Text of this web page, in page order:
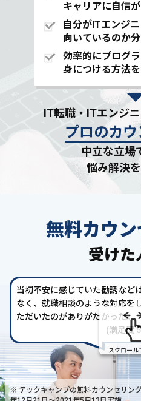
キャリアに自信
自分がITエンジ
向いているのか
効率的にプログ
身につける方法
IT転職・ITエンジ
プロのカ
中立な立場
悩み解決
無料カウ
受けた
当初不安に感じていた勧誘など
なく、就職相談のような対応を
ただいたのがありがたかった。
(満足度
スクロール
※ テックキャンプの無料カウンセリン